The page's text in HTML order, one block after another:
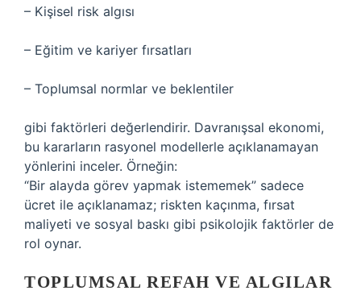
– Kişisel risk algısı
– Eğitim ve kariyer fırsatları
– Toplumsal normlar ve beklentiler
gibi faktörleri değerlendirir. Davranışsal ekonomi,
bu kararların rasyonel modellerle açıklanamayan
yönlerini inceler. Örneğin:
“Bir alayda görev yapmak istememek” sadece
ücret ile açıklanamaz; riskten kaçınma, fırsat
maliyeti ve sosyal baskı gibi psikolojik faktörler de
rol oynar.
TOPLUMSAL REFAH VE ALGILAR